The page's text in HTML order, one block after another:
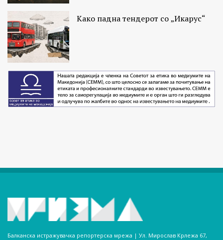
Како падна тендерот со „Икарус“
Балканска истражувачка репортерска мрежа | Ул. Мирослав Крлежа 67,